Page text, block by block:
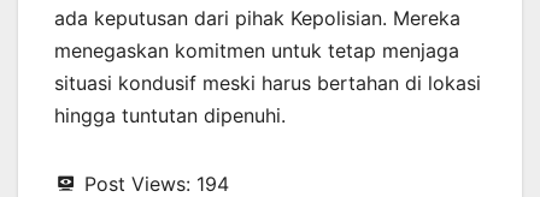
ada keputusan dari pihak Kepolisian. Mereka
menegaskan komitmen untuk tetap menjaga
situasi kondusif meski harus bertahan di lokasi
hingga tuntutan dipenuhi.
Post Views: 194